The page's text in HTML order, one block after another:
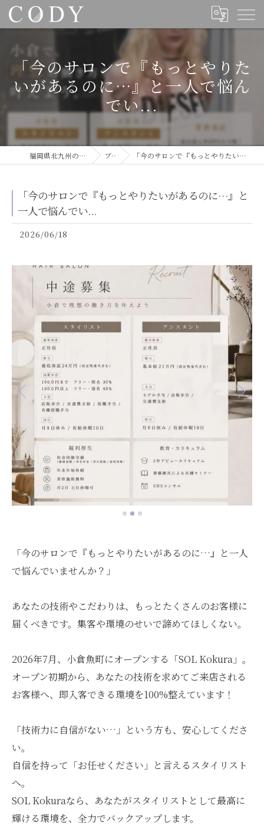
「今のサロンで『もっとやりた
いがあるのに…』と一人で悩ん
でい...
福岡県北九州の美容室ならCODY ブログ 「今のサロンで『もっとやりたいがあるのに…』と一人で悩んでい...
「今のサロンで『もっとやりたいがあるのに…』と
一人で悩んでい...
2026/06/18
「今のサロンで『もっとやりたいがあるのに…』と一人
で悩んでいませんか？」
あなたの技術やこだわりは、もっとたくさんのお客様に
届くべきです。集客や環境のせいで諦めてほしくない。
2026年7月、小倉魚町にオープンする「SOL Kokura」。
オープン初期から、あなたの技術を求めてご来店される
お客様へ、即入客できる環境を100%整えています！
「技術力に自信がない…」という方も、安心してくださ
い。
自信を持って「お任せください」と言えるスタイリスト
へ。
SOL Kokuraなら、あなたがスタイリストとして最高に
輝ける環境を、全力でバックアップします。